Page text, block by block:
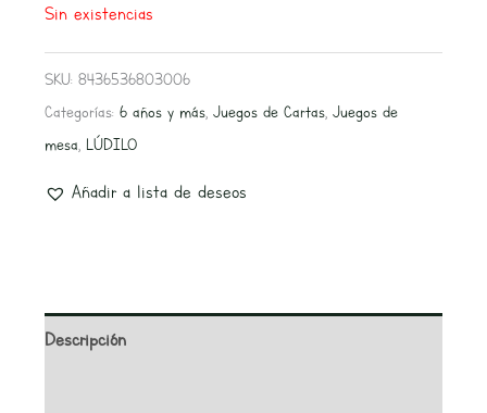
Sin existencias
SKU: 8436536803006
Categorías: 6 años y más, Juegos de Cartas, Juegos de
mesa, LÚDILO
Añadir a lista de deseos
Descripción